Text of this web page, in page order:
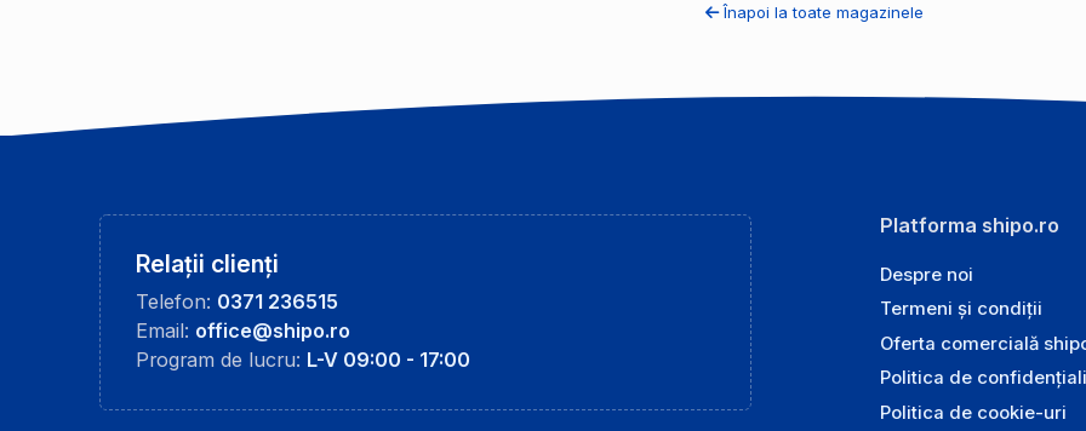
Înapoi la toate magazinele
Relații clienți
Telefon: 0371 236515
Email: office@shipo.ro
Program de lucru: L-V 09:00 - 17:00
Platforma shipo.ro
Despre noi
Termeni și condiții
Oferta comercială
Politica de
Politica de cookie-uri